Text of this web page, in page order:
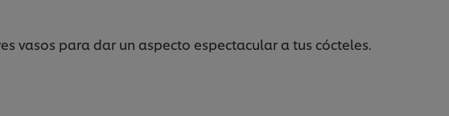
vasos para dar un aspecto espectacular a tus cócteles.